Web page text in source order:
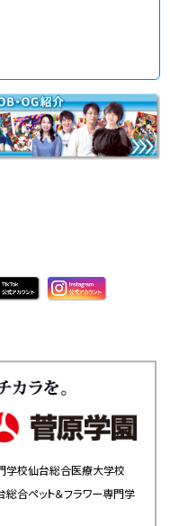
学校仙台総合医療大学校
総合ペット＆フラワー専門学